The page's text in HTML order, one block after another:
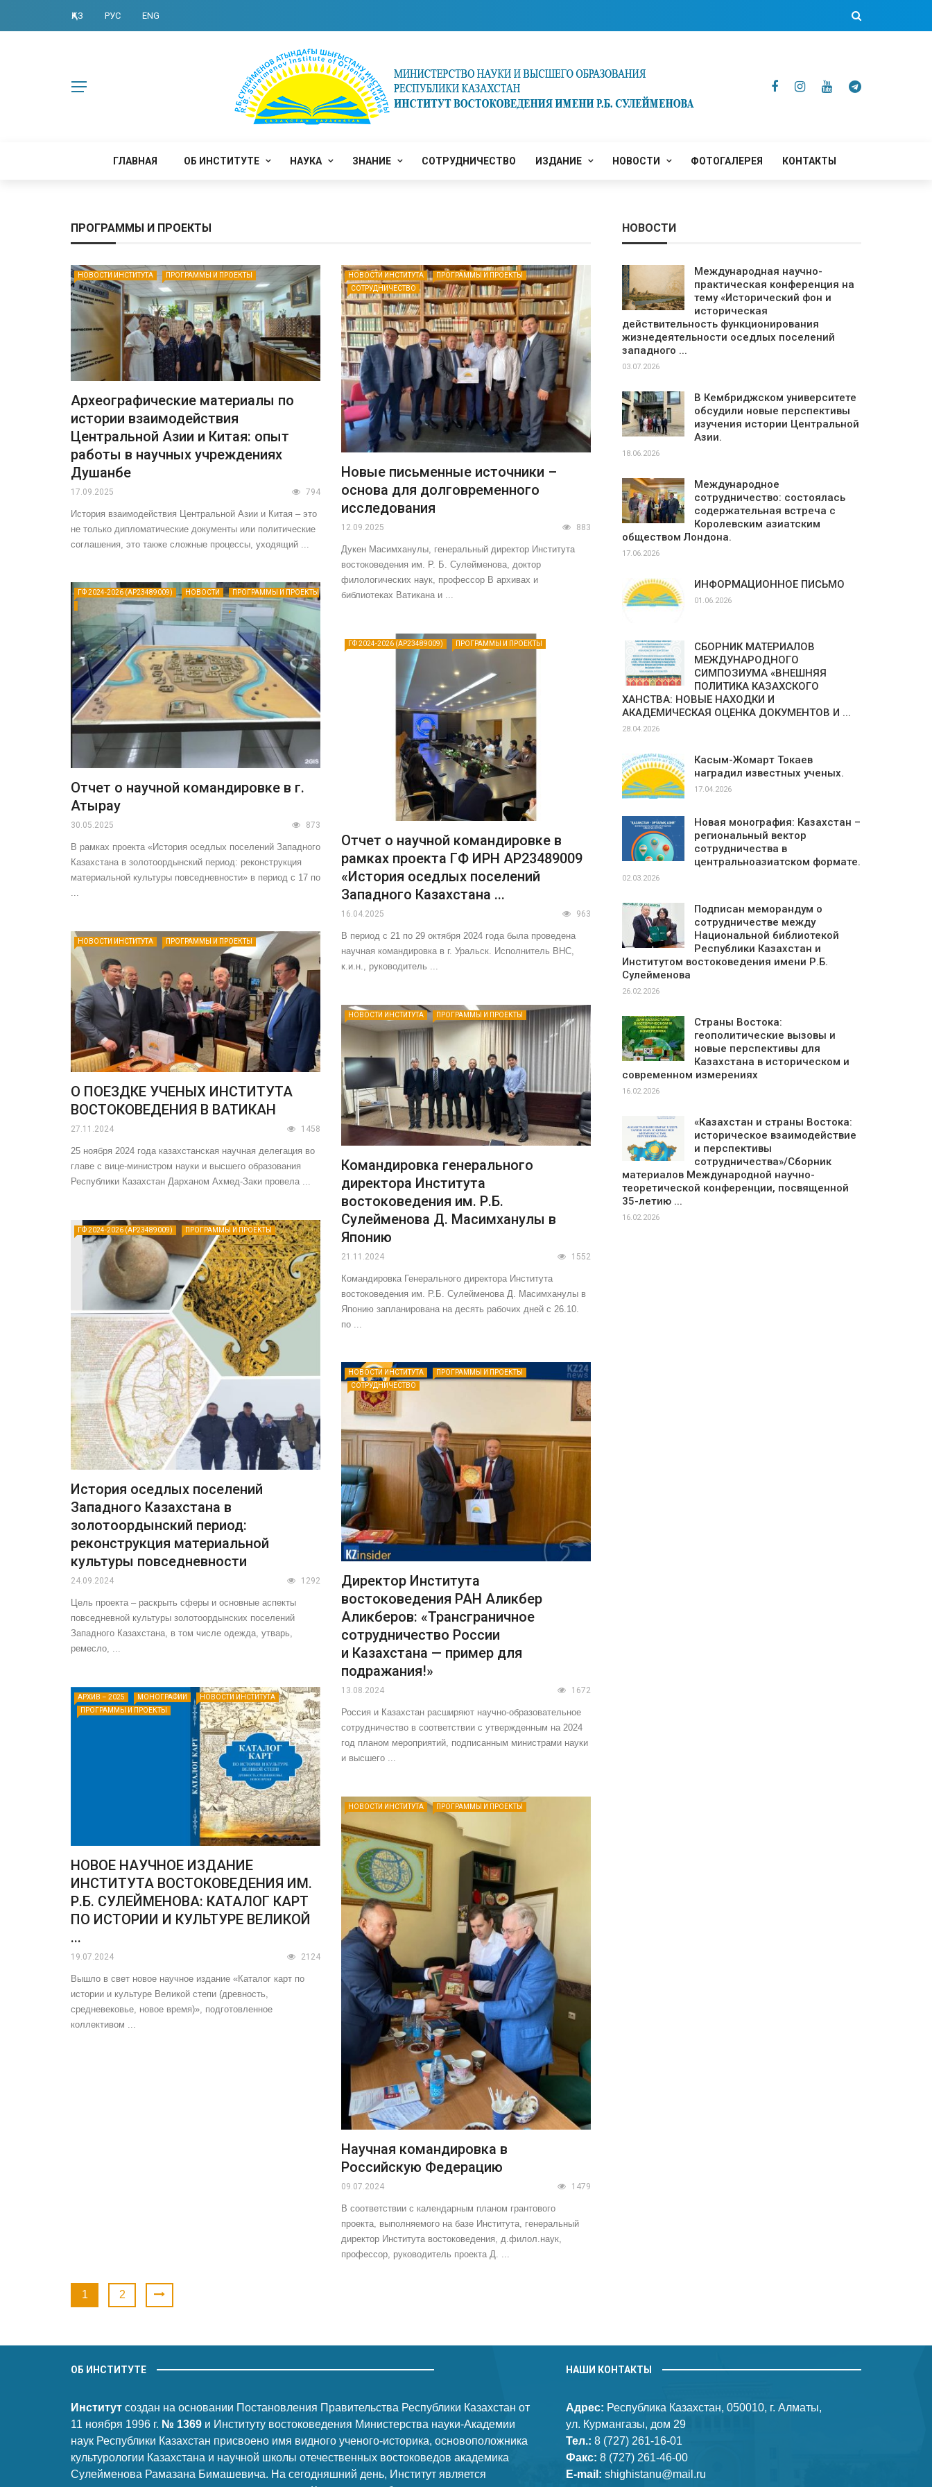
ҚАЗ РУС ENG
ГЛАВНАЯ ОБ ИНСТИТУТЕ НАУКА ЗНАНИЕ СОТРУДНИЧЕСТВО ИЗДАНИЕ НОВОСТИ ФОТОГАЛЕРЕЯ КОНТАКТЫ
ПРОГРАММЫ И ПРОЕКТЫ
НОВОСТИ ИНСТИТУТА ПРОГРАММЫ И ПРОЕКТЫ
Археографические материалы по
истории взаимодействия
Центральной Азии и Китая: опыт
работы в научных учреждениях
Душанбе
17.09.2025 794
История взаимодействия Центральной Азии и Китая – это
не только дипломатические документы или политические
соглашения, это также сложные процессы, уходящий ...
НОВОСТИ ИНСТИТУТА
ПРОГРАММЫ И ПРОЕКТЫ
СОТРУДНИЧЕСТВО
Новые письменные источники –
основа для долговременного
исследования
12.09.2025 883
Дукен Масимханулы, генеральный директор Института
востоковедения им. Р. Б. Сулейменова, доктор
филологических наук, профессор В архивах и
библиотеках Ватикана и ...
ГФ 2024-2026 (AP23489009) НОВОСТИ ПРОГРАММЫ И ПРОЕКТЫ
Отчет о научной командировке в г.
Атырау
30.05.2025 873
В рамках проекта «История оседлых поселений Западного
Казахстана в золотоордынский период: реконструкция
материальной культуры повседневности» в период с 17 по
...
ГФ 2024-2026 (AP23489009) ПРОГРАММЫ И ПРОЕКТЫ
Отчет о научной командировке в
рамках проекта ГФ ИРН AP23489009
«История оседлых поселений
Западного Казахстана ...
16.04.2025 963
В период с 21 по 29 октября 2024 года была проведена
научная командировка в г. Уральск. Исполнитель ВНС,
к.и.н., руководитель ...
НОВОСТИ ИНСТИТУТА ПРОГРАММЫ И ПРОЕКТЫ
О ПОЕЗДКЕ УЧЕНЫХ ИНСТИТУТА
ВОСТОКОВЕДЕНИЯ В ВАТИКАН
27.11.2024 1458
25 ноября 2024 года казахстанская научная делегация во
главе с вице-министром науки и высшего образования
Республики Казахстан Дарханом Ахмед-Заки провела ...
НОВОСТИ ИНСТИТУТА ПРОГРАММЫ И ПРОЕКТЫ
Командировка генерального
директора Института
востоковедения им. Р.Б.
Сулейменова Д. Масимханулы в
Японию
21.11.2024 1552
Командировка Генерального директора Института
востоковедения им. Р.Б. Сулейменова Д. Масимханулы в
Японию запланирована на десять рабочих дней с 26.10.
по ...
ГФ 2024-2026 (AP23489009) ПРОГРАММЫ И ПРОЕКТЫ
История оседлых поселений
Западного Казахстана в
золотоордынский период:
реконструкция материальной
культуры повседневности
24.09.2024 1292
Цель проекта – раскрыть сферы и основные аспекты
повседневной культуры золотоордынских поселений
Западного Казахстана, в том числе одежда, утварь,
ремесло, ...
НОВОСТИ ИНСТИТУТА
ПРОГРАММЫ И ПРОЕКТЫ
СОТРУДНИЧЕСТВО
Директор Института
востоковедения РАН Аликбер
Аликберов: «Трансграничное
сотрудничество России
и Казахстана — пример для
подражания!»
13.08.2024 1672
Россия и Казахстан расширяют научно-образовательное
сотрудничество в соответствии с утвержденным на 2024
год планом мероприятий, подписанным министрами науки
и высшего ...
АРХИВ – 2025 МОНОГРАФИИ
НОВОСТИ ИНСТИТУТА
ПРОГРАММЫ И ПРОЕКТЫ
НОВОЕ НАУЧНОЕ ИЗДАНИЕ
ИНСТИТУТА ВОСТОКОВЕДЕНИЯ ИМ.
Р.Б. СУЛЕЙМЕНОВА: КАТАЛОГ КАРТ
ПО ИСТОРИИ И КУЛЬТУРЕ ВЕЛИКОЙ
...
19.07.2024 2124
Вышло в свет новое научное издание «Каталог карт по
истории и культуре Великой степи (древность,
средневековье, новое время)», подготовленное
коллективом ...
НОВОСТИ ИНСТИТУТА ПРОГРАММЫ И ПРОЕКТЫ
Научная командировка в
Российскую Федерацию
09.07.2024 1479
В соответствии с календарным планом грантового
проекта, выполняемого на базе Института, генеральный
директор Института востоковедения, д.филол.наук,
профессор, руководитель проекта Д. ...
1 2
НОВОСТИ
Международная научно-
практическая конференция на
тему «Исторический фон и
историческая
действительность функционирования
жизнедеятельности оседлых поселений
западного ...
03.07.2026
В Кембриджском университете
обсудили новые перспективы
изучения истории Центральной
Азии.
18.06.2026
Международное
сотрудничество: состоялась
содержательная встреча с
Королевским азиатским
обществом Лондона.
17.06.2026
ИНФОРМАЦИОННОЕ ПИСЬМО
01.06.2026
СБОРНИК МАТЕРИАЛОВ
МЕЖДУНАРОДНОГО
СИМПОЗИУМА «ВНЕШНЯЯ
ПОЛИТИКА КАЗАХСКОГО
ХАНСТВА: НОВЫЕ НАХОДКИ И
АКАДЕМИЧЕСКАЯ ОЦЕНКА ДОКУМЕНТОВ И ...
28.04.2026
Касым-Жомарт Токаев
наградил известных ученых.
17.04.2026
Новая монография: Казахстан –
региональный вектор
сотрудничества в
центральноазиатском формате.
02.03.2026
Подписан меморандум о
сотрудничестве между
Национальной библиотекой
Республики Казахстан и
Институтом востоковедения имени Р.Б.
Сулейменова
26.02.2026
Страны Востока:
геополитические вызовы и
новые перспективы для
Казахстана в историческом и
современном измерениях
16.02.2026
«Казахстан и страны Востока:
историческое взаимодействие
и перспективы
сотрудничества»/Сборник
материалов Международной научно-
теоретической конференции, посвященной
35-летию ...
16.02.2026
ОБ ИНСТИТУТЕ
Институт создан на основании Постановления Правительства Республики Казахстан от
11 ноября 1996 г. № 1369 и Институту востоковедения Министерства науки-Академии
наук Республики Казахстан присвоено имя видного ученого-историка, основоположника
культурологии Казахстана и научной школы отечественных востоковедов академика
Сулейменова Рамазана Бимашевича. На сегодняшний день, Институт является
НАШИ КОНТАКТЫ
Адрес: Республика Казахстан, 050010, г. Алматы,
ул. Курмангазы, дом 29
Тел.: 8 (727) 261-16-01
Факс: 8 (727) 261-46-00
E-mail: shighistanu@mail.ru